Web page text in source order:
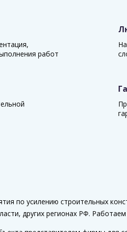
работ
по усилению строительных
других регионах РФ.